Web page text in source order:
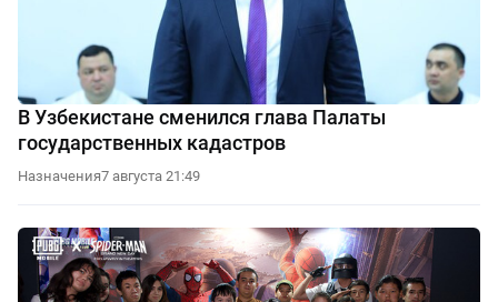
В Узбекистане сменился глава Палаты
государственных кадастров
Назначения7 августа 21:49